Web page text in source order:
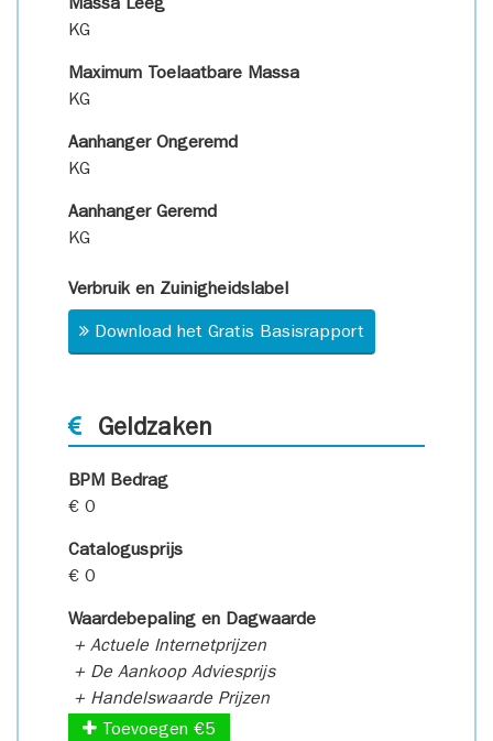
Massa Leeg
KG
Maximum Toelaatbare Massa
KG
Aanhanger Ongeremd
KG
Aanhanger Geremd
KG
Verbruik en Zuinigheidslabel
Download het Gratis Basisrapport
Geldzaken
BPM Bedrag
€ 0
Catalogusprijs
€ 0
Waardebepaling en Dagwaarde
+ Actuele Internetprijzen
+ De Aankoop Adviesprijs
+ Handelswaarde Prijzen
Toevoegen €5